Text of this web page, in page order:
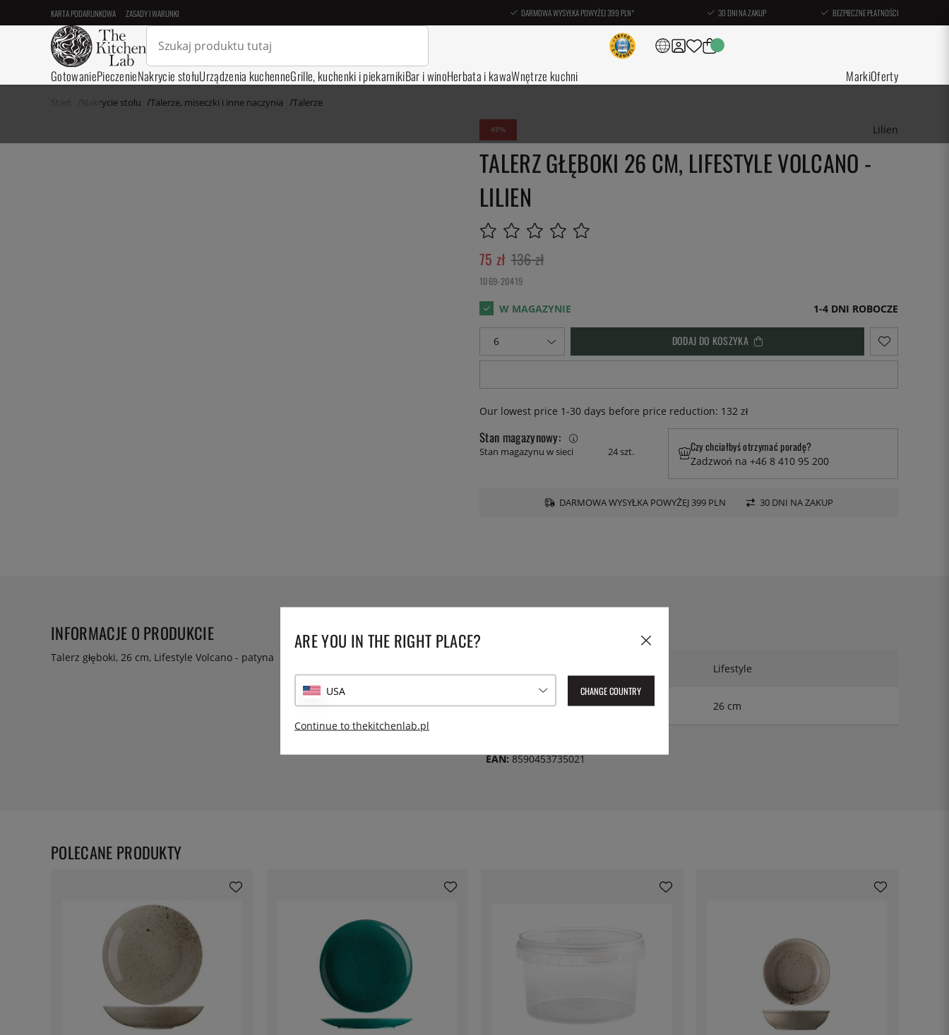
KARTA PODARUNKOWA ZASADY I WARUNKI DARMOWA WYSYŁKA POWYŻEJ 399 PLN* 30 DNI NA ZAKUP BEZPIECZNE PŁATNOŚCI
GotowaniePieczenieNakrycie stołuUrządzenia kuchenneGrille, kuchenki i piekarnikiBar i winoHerbata i kawaWnętrze kuchni MarkiOferty
Start Nakrycie stołu Talerze, miseczki i inne naczynia Talerze
45 Lilien
TALERZ GŁĘBOKI 26 CM, LIFESTYLE VOLCANO -
LILIEN
136zł
75 zł
1069-20419
1-4 DNI ROBOCZE
DODAJ DO KOSZYKA
Our lowest price 1-30 days before price reduction: 132 zł
Stan magazynowy:
Stan magazynu w sieci 24 szt. Czy chciałbyś otrzymać poradę?
Zadzwoń na +46 8 410 95 200
DARMOWA WYSYŁKA POWYŻEJ 399 PLN 30 DNI NA ZAKUP
INFORMACJE O PRODUKCIE
Talerz głęboki, 26 cm, Lifestyle Volcano - patyna
Lifestyle
Średnica: 26 cm
EAN:8590453735021
POLECANE PRODUKTY
ARE YOU IN THE RIGHT PLACE?
USA CHANGE COUNTRY
Continue to thekitchenlab.pl